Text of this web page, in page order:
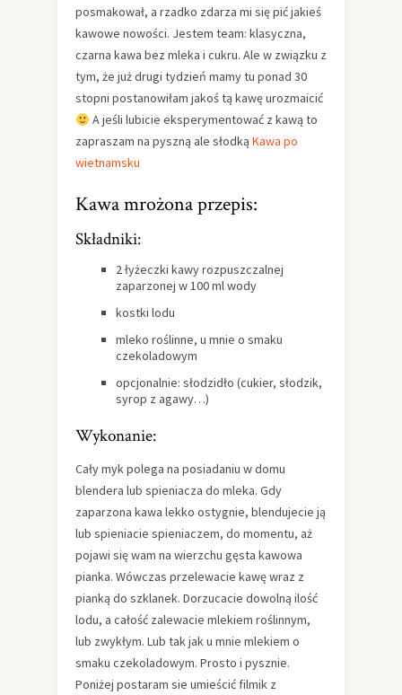
posmakował, a rzadko zdarza mi się pić jakieś
kawowe nowości. Jestem team: klasyczna,
czarna kawa bez mleka i cukru. Ale w związku z
tym, że już drugi tydzień mamy tu ponad 30
stopni postanowiłam jakoś tą kawę urozmaicić
A jeśli lubicie eksperymentować z kawą to
zapraszam na pyszną ale słodką Kawa po
wietnamsku
Kawa mrożona przepis:
Składniki:
2 łyżeczki kawy rozpuszczalnej
zaparzonej w 100 ml wody
kostki lodu
mleko roślinne, u mnie o smaku
czekoladowym
opcjonalnie: słodzidło (cukier, słodzik,
syrop z agawy…)
Wykonanie:
Cały myk polega na posiadaniu w domu
blendera lub spieniacza do mleka. Gdy
zaparzona kawa lekko ostygnie, blendujecie ją
lub spieniacie spieniaczem, do momentu, aż
pojawi się wam na wierzchu gęsta kawowa
pianka. Wówczas przelewacie kawę wraz z
pianką do szklanek. Dorzucacie dowolną ilość
lodu, a całość zalewacie mlekiem roślinnym,
lub zwykłym. Lub tak jak u mnie mlekiem o
smaku czekoladowym. Prosto i pysznie.
Poniżej postaram sie umieścić filmik z